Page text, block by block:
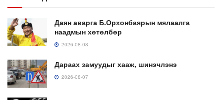
Даян аварга Б.Орхонбаярын мялаалга
наадмын хөтөлбөр
2026-08-08
Дараах замуудыг хааж, шинэчлэнэ
2026-08-07